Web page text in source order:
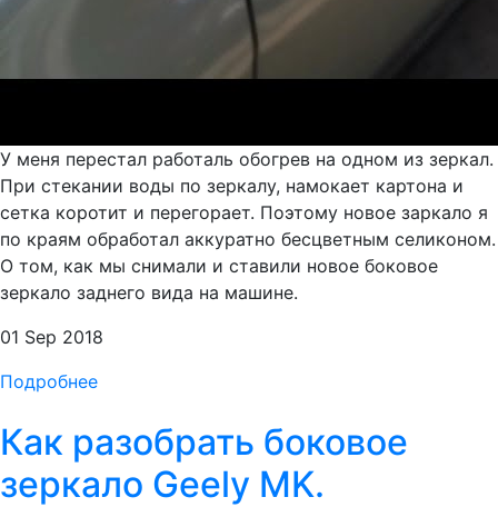
У меня перестал работаль обогрев на одном из зеркал.
При стекании воды по зеркалу, намокает картона и
сетка коротит и перегорает. Поэтому новое заркало я
по краям обработал аккуратно бесцветным селиконом.
О том, как мы снимали и ставили новое боковое
зеркало заднего вида на машине.
01 Sep 2018
Подробнее
Как разобрать боковое
зеркало Geely MK.